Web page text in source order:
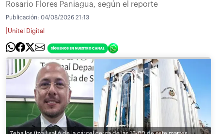
Rosario Flores Paniagua, según el reporte
Publicación: 04/08/2026 21:13
Unitel Digital